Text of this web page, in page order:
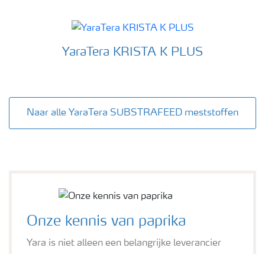
YaraTera KRISTA K PLUS
Naar alle YaraTera SUBSTRAFEED meststoffen
Onze kennis van paprika
Yara is niet alleen een belangrijke leverancier